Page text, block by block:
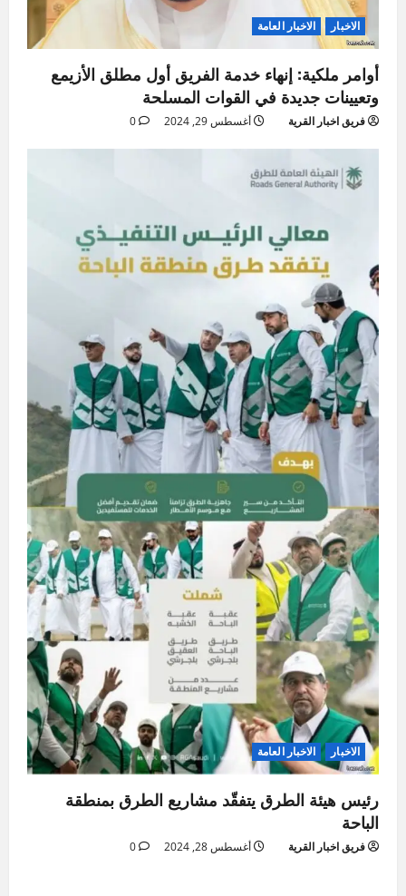
الاخبار الاخبار العامة
أوامر ملكية: إنهاء خدمة الفريق أول مطلق الأزيمع
وتعيينات جديدة في القوات المسلحة
فريق اخبار القرية أغسطس 29, 2024 0
الاخبار الاخبار العامة
رئيس هيئة الطرق يتفقّد مشاريع الطرق بمنطقة
الباحة
فريق اخبار القرية أغسطس 28, 2024 0